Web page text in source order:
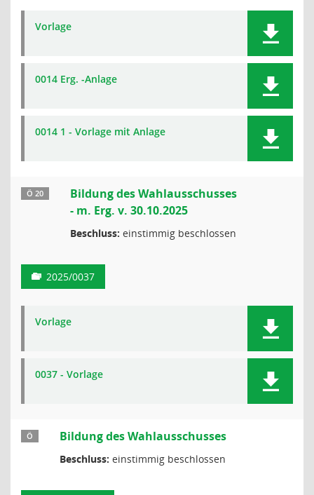
Vorlage
0014 Erg. -Anlage
0014 1 - Vorlage mit Anlage
Ö 20
Bildung des Wahlausschusses
- m. Erg. v. 30.10.2025
Beschluss: einstimmig beschlossen
2025/0037
Vorlage
0037 - Vorlage
Ö Bildung des Wahlausschusses
Beschluss: einstimmig beschlossen